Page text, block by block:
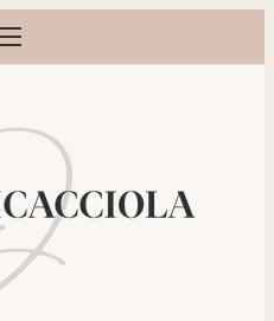
Ouvrir le menu
bébé et famille à Orléans